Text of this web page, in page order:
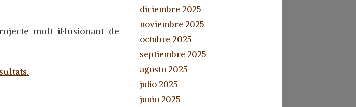
molt il·lusionant de
diciembre 2025
noviembre 2025
octubre 2025
septiembre 2025
agosto 2025
julio 2025
junio 2025